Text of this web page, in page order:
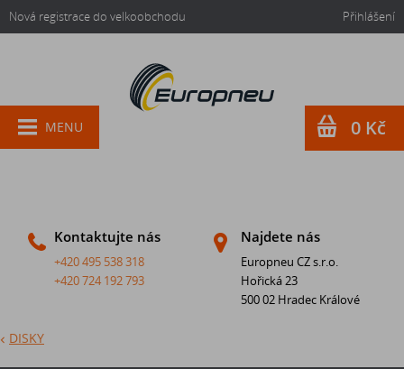
Nová registrace do velkoobchodu Přihlášení
Kontaktujte nás
+420 495 538 318
+420 724 192 793
Najdete nás
Europneu CZ s.r.o.
Hořická 23
500 02 Hradec Králové
MENU 0 Kč
DISKY